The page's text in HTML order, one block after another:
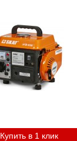
Купить в 1 клик